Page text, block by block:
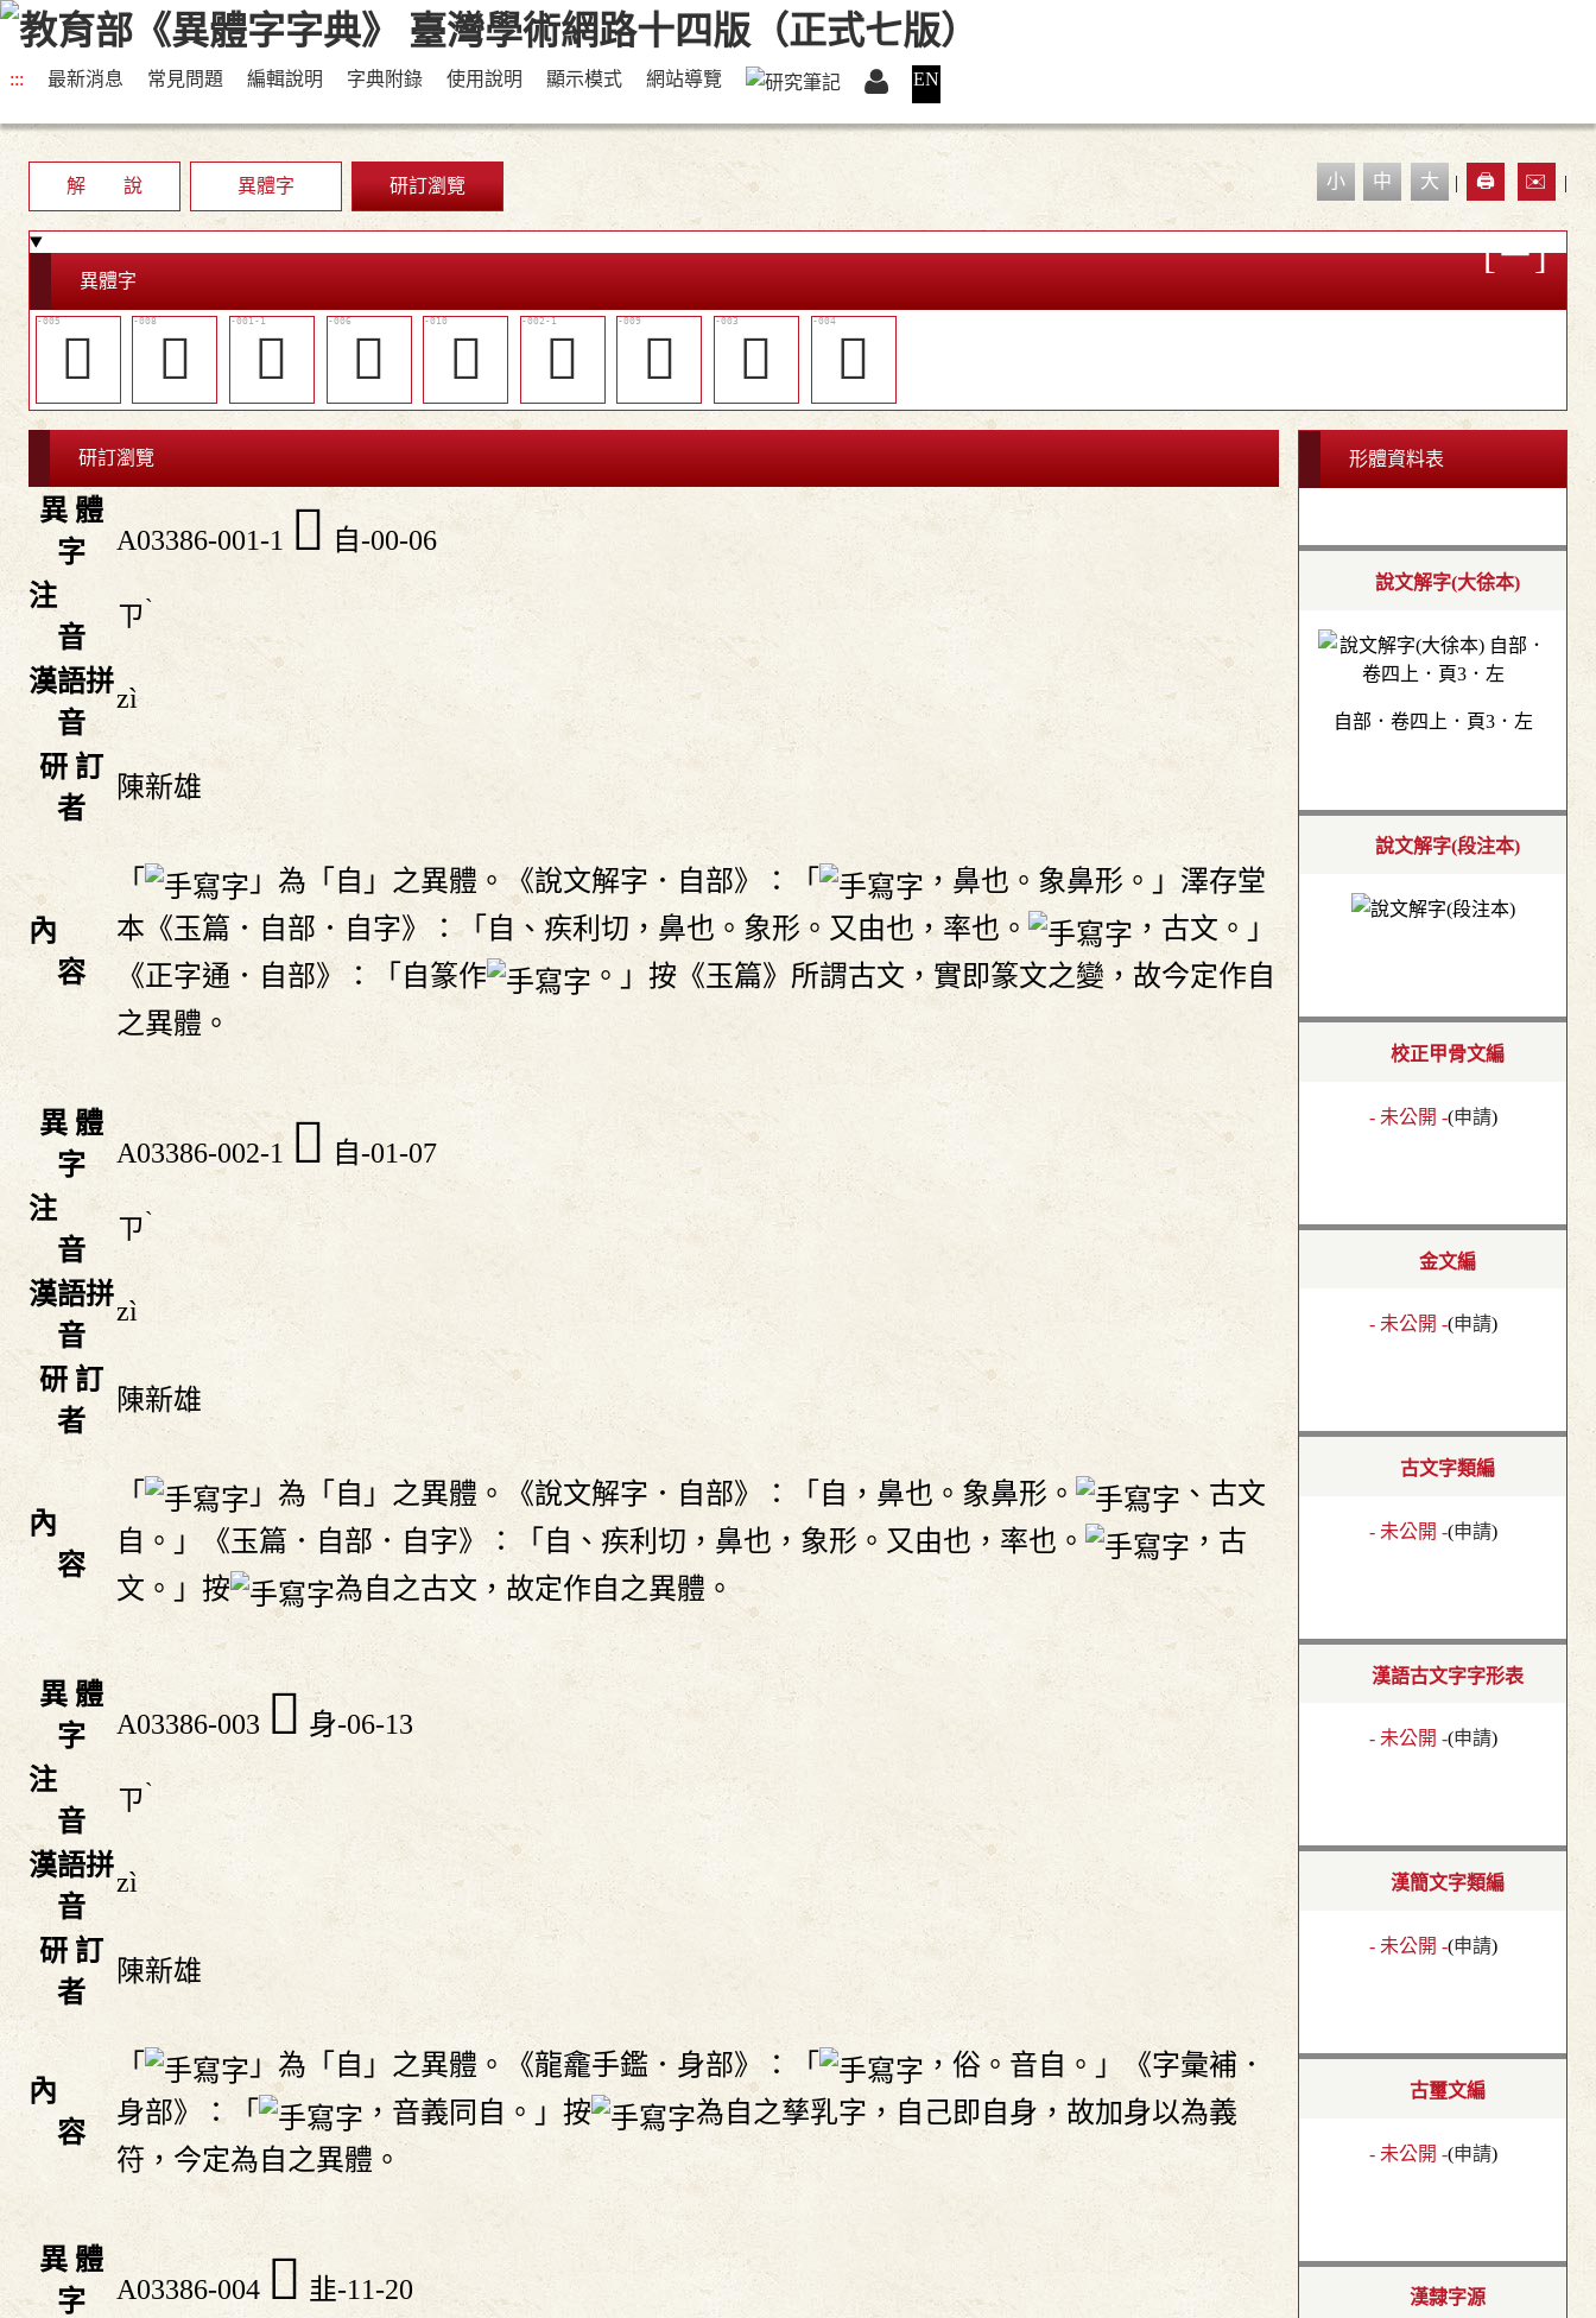
::: 最新消息 常見問題 編輯說明 字典附錄 使用說明 顯示模式 網站導覽 EN
解 說 異體字 研訂瀏覽 小 中 大 | 🖨️ ✉️ |
異體字
󴷈 󴷊 𦣹 󴷉 󴷌 𦣼 󴷋 𨈻 𩐍
研訂瀏覽
異 體
字
A03386-001-1 𦣹 自-00-06
注
音
ㄗˋ
漢語拼
音
zì
研 訂
者
陳新雄
內
容
「 」為「自」之異體。《說文解字．自部》：「
，鼻也。象鼻形。」澤存堂
本《玉篇．自部．自字》：「自、疾利切，鼻也。象形。又由也，率也。
，古文。」
《正字通．自部》：「自篆作
。」按《玉篇》所謂古文，實即篆文之變，故今定作自
之異體。
異 體
字
A03386-002-1 𦣼 自-01-07
注
音
ㄗˋ
漢語拼
音
zì
研 訂
者
陳新雄
內
容
「 」為「自」之異體。《說文解字．自部》：「自，鼻也。象鼻形。
、古文
自。」《玉篇．自部．自字》：「自、疾利切，鼻也，象形。又由也，率也。
，古
文。」按
為自之古文，故定作自之異體。
異 體
字
A03386-003 𨈻 身-06-13
注
音
ㄗˋ
漢語拼
音
zì
研 訂
者
陳新雄
內
容
「 」為「自」之異體。《龍龕手鑑．身部》：「
，俗。音自。」《字彙補．
身部》：「
，音義同自。」按
為自之孳乳字，自己即自身，故加身以為義
符，今定為自之異體。
異 體
字
A03386-004 𩐍 韭-11-20
形體資料表
說文解字(大徐本)
自部．卷四上．頁3．左
說文解字(段注本)
校正甲骨文編
- 未公開 -(申請)
金文編
- 未公開 -(申請)
古文字類編
- 未公開 -(申請)
漢語古文字字形表
- 未公開 -(申請)
漢簡文字類編
- 未公開 -(申請)
古璽文編
- 未公開 -(申請)
漢隸字源